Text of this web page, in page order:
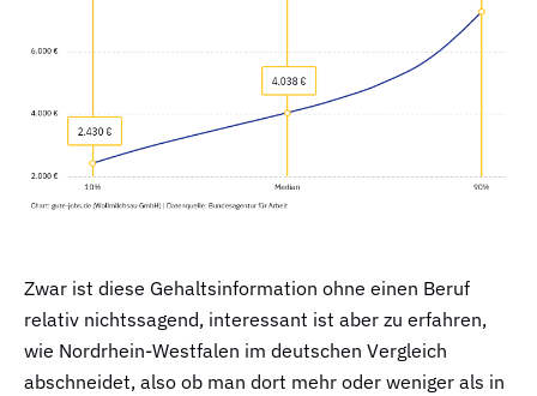
Zwar ist diese Gehaltsinformation ohne einen Beruf
relativ nichtssagend, interessant ist aber zu erfahren,
wie Nordrhein-Westfalen im deutschen Vergleich
abschneidet, also ob man dort mehr oder weniger als in